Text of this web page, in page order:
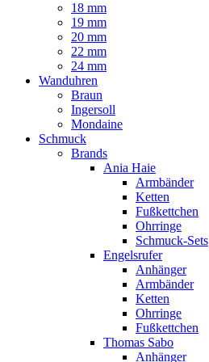
18 mm
19 mm
20 mm
22 mm
24 mm
Wanduhren
Braun
Ingersoll
Mondaine
Schmuck
Brands
Ania Haie
Armbänder
Ketten
Fußkettchen
Ohrringe
Schmuck-Sets
Engelsrufer
Anhänger
Armbänder
Ketten
Ohrringe
Fußkettchen
Thomas Sabo
Anhänger